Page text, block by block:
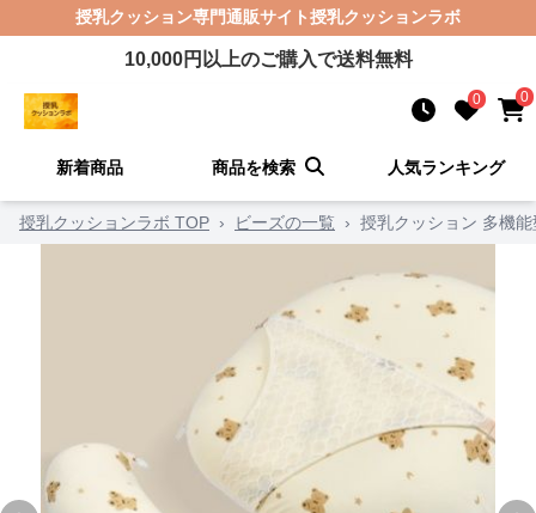
授乳クッション専門通販サイト授乳クッションラボ
10,000円以上のご購入で送料無料
0 0
新着商品 商品を検索 人気ランキング
授乳クッションラボ TOP › ビーズの一覧 › 授乳クッション 多機